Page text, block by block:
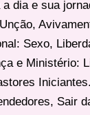
a dia e sua
Sexo,
e Ministério:
Sair